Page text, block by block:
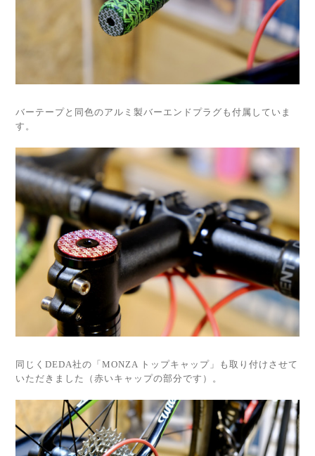
バーテープと同色のアルミ製バーエンドプラグも付属していま
す。
同じくDEDA社の「MONZA トップキャップ」も取り付けさせて
いただきました（赤いキャップの部分です）。